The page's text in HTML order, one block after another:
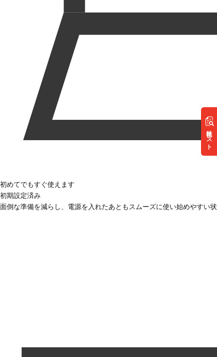
リスト
初めてでもすぐ使えます
初期設定済み
面倒な準備を減らし、電源を入れたあともスムーズに使い始めやすい